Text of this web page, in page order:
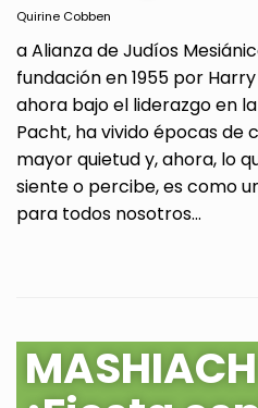
Quirine Cobben
a Alianza de Judíos
fundación en 1955 por
ahora bajo el liderazgo en
Pacht, ha vivido épocas de
mayor quietud y, ahora, lo
siente o percibe, es como
para todos nosotros...